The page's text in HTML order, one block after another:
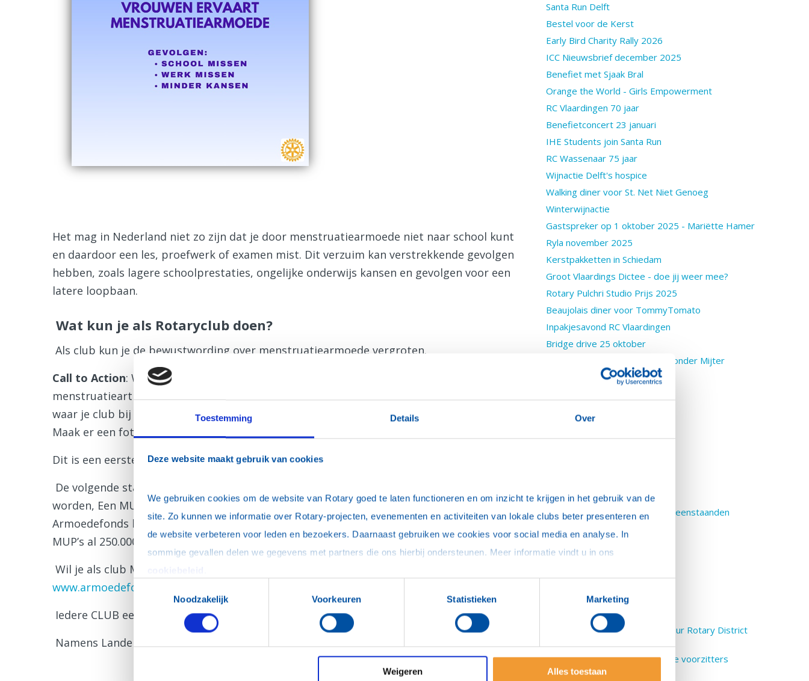
Toestemming Details Over
Deze website maakt gebruik van cookies
We gebruiken cookies om de website van Rotary goed te laten functioneren en om inzicht te krijgen in het gebruik van de
site. Zo kunnen we informatie over Rotary-projecten, evenementen en activiteiten van lokale clubs beter presenteren en
de website verbeteren voor leden en bezoekers. Daarnaast gebruiken we cookies voor social media en analyse. In
Toestemmingsselectie
Noodzakelijk
Voorkeuren Statistieken Marketing
Weigeren Alles toestaan
Het mag in Nederland niet zo zijn dat je door menstruatiearmoede niet naar school kunt
en daardoor een les, proefwerk of examen mist. Dit verzuim kan verstrekkende gevolgen
hebben, zoals lagere schoolprestaties, ongelijke onderwijs kansen en gevolgen voor een
latere loopbaan.
Wat kun je als Rotaryclub doen?
Als club kun je de bewustwording over menstruatiearmoede vergroten.
Call to Action: We willen je vragen om een mandje of doos met een aantal
menstruatieartikelen samen te stellen, en dit te plaatsen in de toiletten van de locatie
waar je club bij elkaar komt.
Maak er een foto van en plaats deze op social media.
Dit is een eerste stap naar het vergroten van bewustwording van menstruatie armoede.
De volgende stap kan zijn om beheerder van een menstruatie uitgifte punt (MUP) te
worden, Een MUP kastje in de bibliotheek of sportvereniging in je stad of dorp. Het
Armoedefonds kan hierbij behulpzaam zijn. Op dit moment worden in Nederland dankzij
MUP’s al 250.000 meisjes en vrouwen bereikt.
Wil je als club MUP beheerder worden, meld je dan aan bij het Armoedefonds:
www.armoedefonds.nl
Iedere CLUB een MUP
Namens Landelijk Rotary Overleg Girls’ Empowerment
Santa Run Delft
Bestel voor de Kerst
Early Bird Charity Rally 2026
ICC Nieuwsbrief december 2025
Benefiet met Sjaak Bral
Orange the World - Girls Empowerment
RC Vlaardingen 70 jaar
Benefietconcert 23 januari
IHE Students join Santa Run
RC Wassenaar 75 jaar
Wijnactie Delft's hospice
Walking diner voor St. Net Niet Genoeg
Winterwijnactie
Gastspreker op 1 oktober 2025 - Mariëtte Hamer
Ryla november 2025
Kerstpakketten in Schiedam
Groot Vlaardings Dictee - doe jij weer mee?
Rotary Pulchri Studio Prijs 2025
Beaujolais diner voor TommyTomato
Inpakjesavond RC Vlaardingen
Bridge drive 25 oktober
Kerstbomenactie 2025 - Sint zonder Mijter
Letter of Gratitude Oekraïne
PHF voor Mehmet Akozbek
Boterletter- Kerstactie voor alleenstaanden
Kinderkamp Schiermonnikoog
TRF seminar
Winterwijnen
Girls’ Empowerment
Plons in Schiedam
Speech Hans Lodder Gouverneur Rotary District
Kennismakingsborrels magische voorzitters
D1600